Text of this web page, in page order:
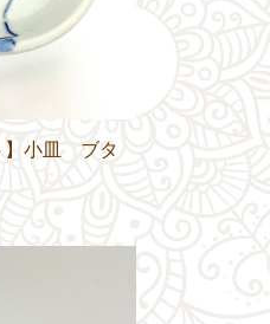
】小皿 ブタ